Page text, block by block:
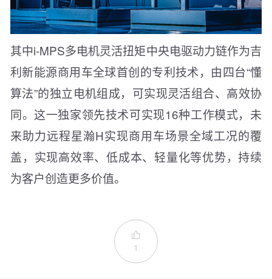
其中i-MPS多电机灵活扭矩中央电驱动力链作为吉
利新能源商用车全球首创的专利技术，由四台“懂
算法”的独立电机组成，可实现灵活组合、高效协
同。这一独家领先技术可实现16种工作模式，未
来助力远程星瀚H实现商用车场景全域工况的覆
盖，实现高效率、低成本、轻量化等优势，持续
为客户创造更多价值。

1